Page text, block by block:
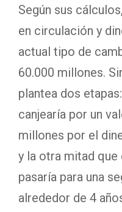
Según sus
en circulación y
actual tipo de
60.000 millones.
plantea dos
canjearía por un
millones por el
y la otra mitad
pasaría para una
alrededor de 4